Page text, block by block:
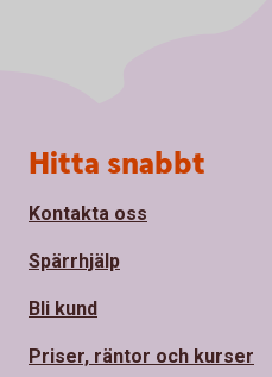
Sidfot
Hitta snabbt
Kontakta oss
Spärrhjälp
Bli kund
Priser, räntor och kurser